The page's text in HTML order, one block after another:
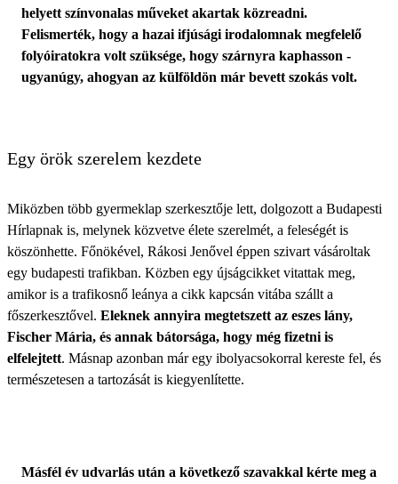
helyett színvonalas műveket akartak közreadni.
Felismerték, hogy a hazai ifjúsági irodalomnak megfelelő
folyóiratokra volt szüksége, hogy szárnyra kaphasson -
ugyanúgy, ahogyan az külföldön már bevett szokás volt.
Egy örök szerelem kezdete
Miközben több gyermeklap szerkesztője lett, dolgozott a Budapesti
Hírlapnak is, melynek közvetve élete szerelmét, a feleségét is
köszönhette. Főnökével, Rákosi Jenővel éppen szivart vásároltak
egy budapesti trafikban. Közben egy újságcikket vitattak meg,
amikor is a trafikosnő leánya a cikk kapcsán vitába szállt a
főszerkesztővel. Eleknek annyira megtetszett az eszes lány,
Fischer Mária, és annak bátorsága, hogy még fizetni is
elfelejtett. Másnap azonban már egy ibolyacsokorral kereste fel, és
természetesen a tartozását is kiegyenlítette.
Másfél év udvarlás után a következő szavakkal kérte meg a